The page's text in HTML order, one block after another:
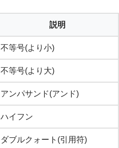
説明
不等号(より小)
不等号(より大)
アンパサンド(アンド)
ハイフン
ダブルクォート(引用符)